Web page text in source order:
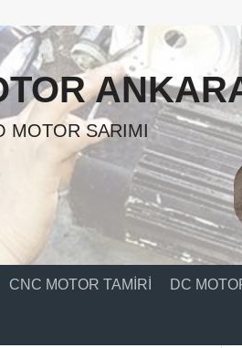
MOTOR SARIMI
CNC MOTOR TAMIRI DC